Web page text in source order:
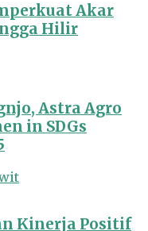
Akar
Hilir
Astra Agro
in SDGs
Kinerja Positif